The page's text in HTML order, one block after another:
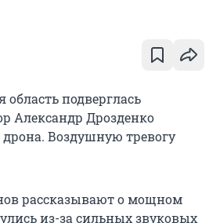
подверглась
Александр Дрозденко
Воздушную тревогу
рассказывают о мощном
из-за сильных звуковых